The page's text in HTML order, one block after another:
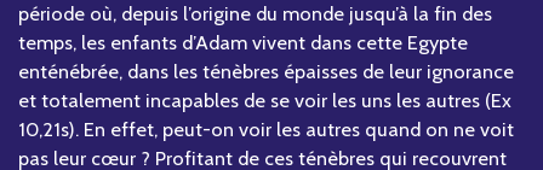
période où, depuis l’origine du monde jusqu’à la fin des
temps, les enfants d’Adam vivent dans cette Egypte
enténébrée, dans les ténèbres épaisses de leur ignorance
et totalement incapables de se voir les uns les autres (Ex
10,21s). En effet, peut-on voir les autres quand on ne voit
pas leur cœur ? Profitant de ces ténèbres qui recouvrent